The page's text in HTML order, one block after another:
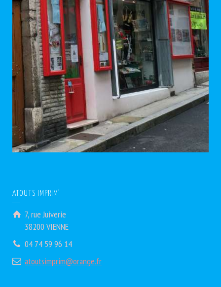
ATOUTS IMPRIM’
7, rue Juiverie
38200 VIENNE
04 74 59 96 14
atoutsimprim@orange.fr